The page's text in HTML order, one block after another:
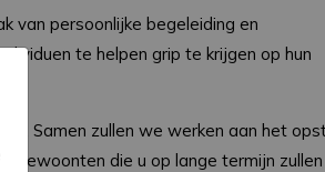
van persoonlijke begeleiding en
te helpen grip te krijgen op hun
Samen zullen we werken aan het
gewoonten die u op lange termijn zullen